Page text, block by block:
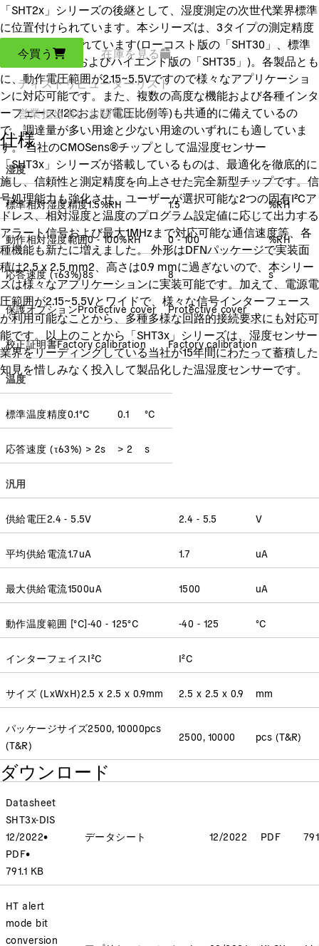
「SHT2x」シリーズの後継として、湿度測定の次世代業界標準
に位置付けられています。本シリーズは、3タイプの測定精度
ランクで構成されています(ローコスト版の「SHT30」、標準
版の「SHT31」およびハイエンド版の「SHT35」)。各製品とも
に、動作電圧範囲が2.15~5.5Vですので様々なアプリケーショ
ンに対応可能です。また、複数の高度な機能および各種インタ
ーフェース(I2Cおよび電圧比例等)も共通的に備えているの
で、調達量が多い用途と少ない用途のいずれにも適していま
す。 当社のCMOSens®チップとして温湿度センサー
「SHT3x」シリーズが搭載しているものは、最適化を徹底的に
施し、信頼性と測定精度を向上させた完全新型チップです。信
号処理能力も強化させ、ユーザーが選択可能な2つの固有I²Cア
ドレス、相対湿度と温度のプログラム設定値に応じて出力する
アラート信号および最大1MHzまで対応可能な通信速度等、各
種機能も新たに増えました。 外形はDFNパッケージで実装面
積は2.5 x 2.5 mm2、高さは0.9 mmに過ぎないので、本シリー
ズは様々なアプリケーションに実装可能です。加えて、電源電
圧範囲が2.15~5.5Vとワイドで、様々な信号インターフェース
が利用可能なことから、多種多様な回路的接続要求にも対応可
能です。以上のことから「SHT3x」シリーズは、湿度センサー
業界をリーディングしている当社が15年間にわたって蓄積した
知見を惜しみなく投入して製品化した温湿度センサーです。
今買う 在庫を見る
ディストリビューターリスト
営業担当者にお問い合わせ
仕様
湿度
標準相対湿度精度1.5%RH 1.5 %RH
動作相対湿度範囲0 - 100%RH 0 - 100 %RH
応答速度(τ63%)8s 8 s
保護オプションProtective cover Protective cover
校正証明書Factory calibration Factory calibration
温度
標準温度精度0.1°C 0.1 °C
応答速度 (τ63%) > 2s > 2 s
汎用
供給電圧2.4 - 5.5V 2.4 - 5.5 V
平均供給電流1.7uA 1.7 uA
最大供給電流1500uA 1500 uA
動作温度範囲 [°C]-40 - 125°C -40 - 125 °C
インターフェイスI²C I²C
サイズ (LxWxH)2.5 x 2.5 x 0.9mm 2.5 x 2.5 x 0.9 mm
パッケージサイズ2500, 10000pcs
(T&R)
2500, 10000 pcs (T&R)
ダウンロード
Datasheet
SHT3x-DIS
12/2022•
PDF•
791.1 KB
データシート 12/2022 PDF
HT alert
mode bit
conversion